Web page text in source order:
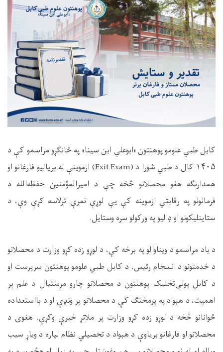
کابل طبي علومو پوهنتون «ابوعلي ابن سينا» په ځانګړو مراسمو کې د
۱۴۰۵ کال د طبي شورا د (Exit Exam) ازموینې له بریالیو فارغانو او
همدارنګه هغو محصلانو څخه چې د امیرالمؤمنین حفظه‌الله د
فرمانونو په رقابتي ازموینه کې یې لوړې نمرې ترلاسه کړې وې، د
ستاینلیکونو او ډالیو په ورکولو سره وستایل.
د یاد مراسمو د ویناوالو په برخه کې، د لوړو زده کړو وزارت د محصلانو
د خدمتونو د انسجام رئیس، د کابل طبي علومو پوهنتون سرپرست او
د کابل پولی‌تخنیک پوهنتون د محصلانو چارو مرستیال د علم پر
اهمیت، د هېواد په پرمختګ کې د محصلانو پر ونډې او د بااستعداده
ځوانانو څخه د لوړو زده کړو وزارت پر ملاتړ خبرې وکړې. هغوی د
محصلانو او فارغانو بریاوې د هېواد د تحصیلي نظام لپاره د ویاړ سبب